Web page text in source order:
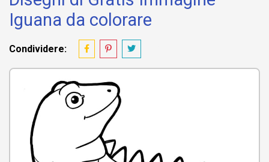
Iguana da colorare
Condividere: